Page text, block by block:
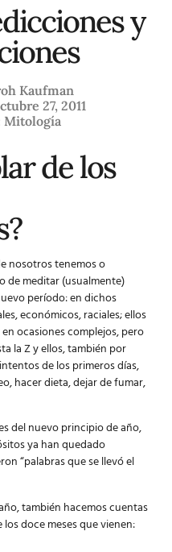
y
Kaufman
27, 2011
Mitología
de los
nosotros tenemos o
de meditar (usualmente)
período: en dichos
económicos, raciales; ellos
ocasiones complejos, pero
la Z y ellos, también por
de los primeros días,
hacer dieta, dejar de fumar,
del nuevo principio de año,
ya han quedado
“palabras que se llevó el
también hacemos cuentas
doce meses que vienen: